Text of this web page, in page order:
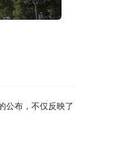
公布，不仅反映了